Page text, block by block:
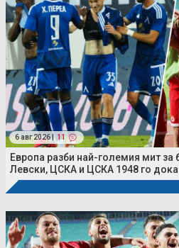
6 авг 2026 | 11
Европа разби най-големия мит за
Левски, ЦСКА и ЦСКА 1948 го